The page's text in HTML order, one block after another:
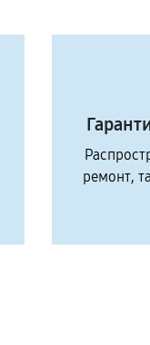
ремонт,